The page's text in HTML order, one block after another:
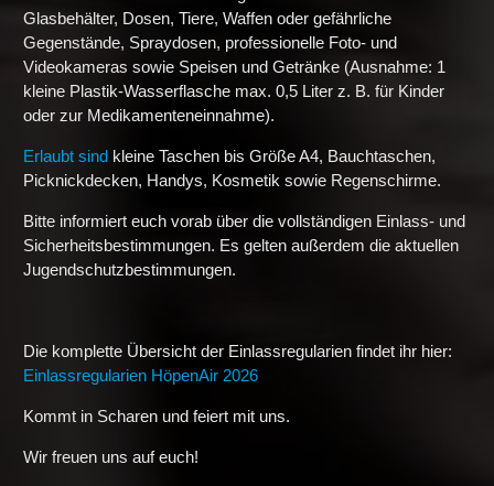
Glasbehälter, Dosen, Tiere, Waffen oder gefährliche
Gegenstände, Spraydosen, professionelle Foto- und
Videokameras sowie Speisen und Getränke (Ausnahme: 1
kleine Plastik-Wasserflasche max. 0,5 Liter z. B. für Kinder
oder zur Medikamenteneinnahme).
Erlaubt sind kleine Taschen bis Größe A4, Bauchtaschen,
Picknickdecken, Handys, Kosmetik sowie Regenschirme.
Bitte informiert euch vorab über die vollständigen Einlass- und
Sicherheitsbestimmungen. Es gelten außerdem die aktuellen
Jugendschutzbestimmungen.
Die komplette Übersicht der Einlassregularien findet ihr hier:
Einlassregularien HöpenAir 2026
Kommt in Scharen und feiert mit uns.
Wir freuen uns auf euch!